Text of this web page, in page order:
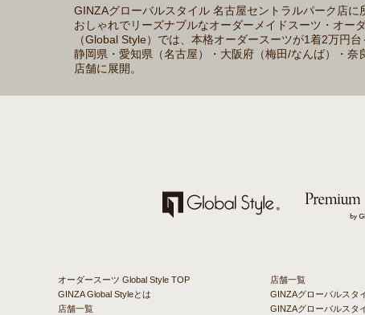
GINZAグローバルスタイル 名古屋セントラルパーク店
おしゃれでリーズナブルなオーダーメイドスーツ・オー
（Global Style）では、本格オーダースーツが1着2万円
静岡県・愛知県（名古屋）・大阪府（梅田/なんば）・
店舗に展開。
オーダースーツ Global Style TOP
GINZA Global Styleとは
店舗一覧
店舗一覧
GINZAグローバルスタ
GINZAグローバルスタ